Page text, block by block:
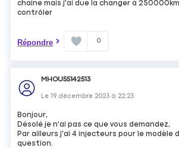
chaine mais j'ai due la changer à
contrôler
Répondre 0
MHOU55142513
Le19 décembre 2023 à 22:23
Bonjour,
Désolé je n'ai pas ce que vous demandez,
Par ailleurs j'ai 4 injecteurs pour le modèle
question.